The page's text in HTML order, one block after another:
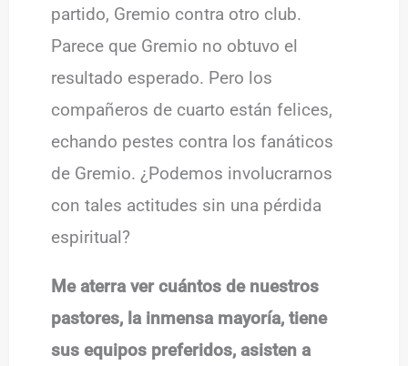
partido, Gremio contra otro club.
Parece que Gremio no obtuvo el
resultado esperado. Pero los
compañeros de cuarto están felices,
echando pestes contra los fanáticos
de Gremio. ¿Podemos involucrarnos
con tales actitudes sin una pérdida
espiritual?
Me aterra ver cuántos de nuestros
pastores, la inmensa mayoría, tiene
sus equipos preferidos, asisten a